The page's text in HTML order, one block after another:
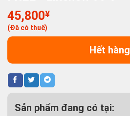
45,800¥
(Đã có thuế)
Hết hàng
Sản phẩm đang có tại: